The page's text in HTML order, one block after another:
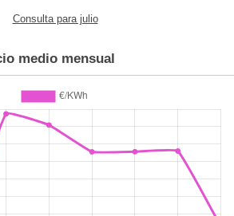
Consulta para julio
medio mensual